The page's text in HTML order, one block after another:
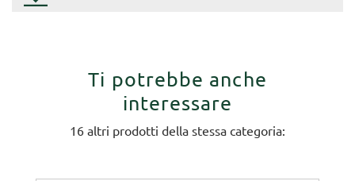
Ti potrebbe anche
interessare
16 altri prodotti della stessa categoria: